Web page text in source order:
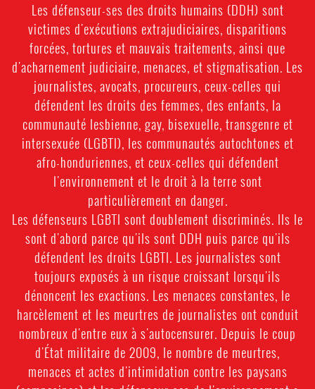
Les défenseur-ses des droits humains (DDH) sont
victimes d'exécutions extrajudiciaires, disparitions
forcées, tortures et mauvais traitements, ainsi que
d'acharnement judiciaire, menaces, et stigmatisation. Les
journalistes, avocats, procureurs, ceux-celles qui
défendent les droits des femmes, des enfants, la
communauté lesbienne, gay, bisexuelle, transgenre et
intersexuée (LGBTI), les communautés autochtones et
afro-honduriennes, et ceux-celles qui défendent
l'environnement et le droit à la terre sont
particulièrement en danger.
Les défenseurs LGBTI sont doublement discriminés. Ils le
sont d'abord parce qu'ils sont DDH puis parce qu'ils
défendent les droits LGBTI. Les journalistes sont
toujours exposés à un risque croissant lorsqu'ils
dénoncent les exactions. Les menaces constantes, le
harcèlement et les meurtres de journalistes ont conduit
nombreux d'entre eux à s'autocensurer. Depuis le coup
d'État militaire de 2009, le nombre de meurtres,
menaces et actes d'intimidation contre les paysans